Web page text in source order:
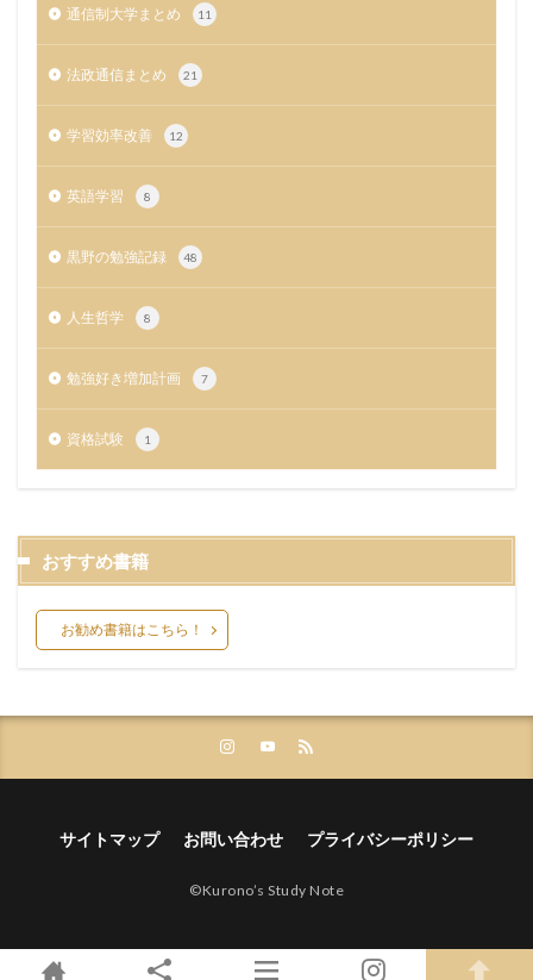
通信制大学まとめ 11
法政通信まとめ 21
学習効率改善 12
英語学習 8
黒野の勉強記録 48
人生哲学 8
勉強好き増加計画 7
資格試験 1
おすすめ書籍
お勧め書籍はこちら！
サイトマップ お問い合わせ プライバシーポリシー
©︎Kurono’s Study Note